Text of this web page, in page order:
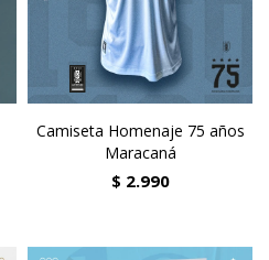
Camiseta Homenaje 75 años
Maracaná
$ 2.990